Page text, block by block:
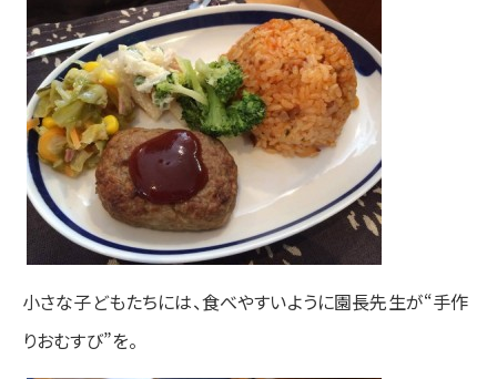
小さな子どもたちには、食べやすいように園長先生が“手作
りおむすび”を。